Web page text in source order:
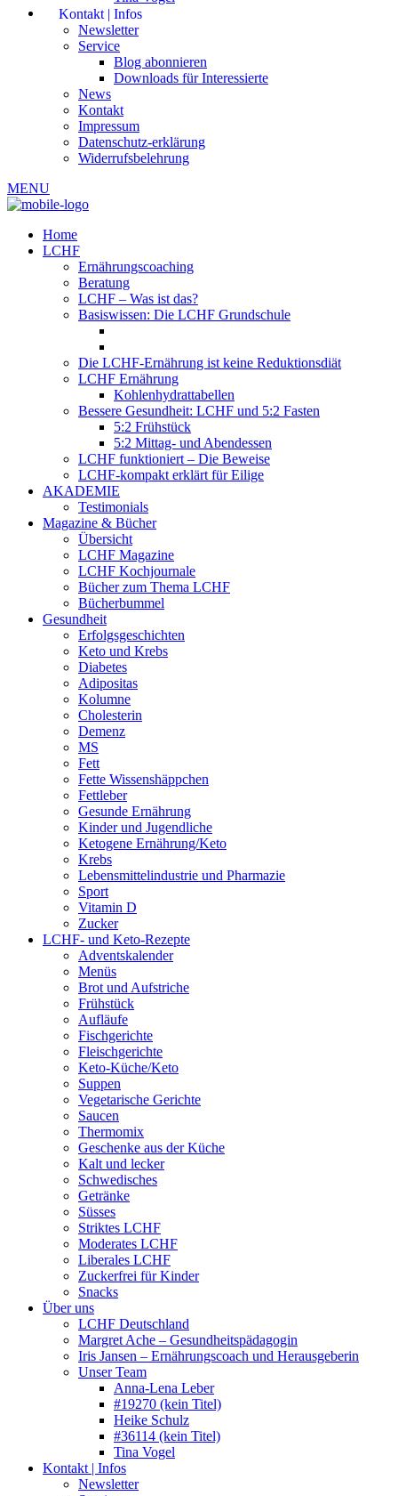
Kontakt | Infos
Newsletter
Service
Blog abonnieren
Downloads für Interessierte
News
Kontakt
Impressum
Datenschutz-erklärung
Widerrufsbelehrung
MENU
Home
LCHF
Ernährungscoaching
Beratung
LCHF – Was ist das?
Basiswissen: Die LCHF Grundschule
Die LCHF-Ernährung ist keine Reduktionsdiät
LCHF Ernährung
Kohlenhydrattabellen
Bessere Gesundheit: LCHF und 5:2 Fasten
5:2 Frühstück
5:2 Mittag- und Abendessen
LCHF funktioniert – Die Beweise
LCHF-kompakt erklärt für Eilige
AKADEMIE
Testimonials
Magazine & Bücher
Übersicht
LCHF Magazine
LCHF Kochjournale
Bücher zum Thema LCHF
Bücherbummel
Gesundheit
Erfolgsgeschichten
Keto und Krebs
Diabetes
Adipositas
Kolumne
Cholesterin
Demenz
MS
Fett
Fette Wissenshäppchen
Fettleber
Gesunde Ernährung
Kinder und Jugendliche
Ketogene Ernährung/Keto
Krebs
Lebensmittelindustrie und Pharmazie
Sport
Vitamin D
Zucker
LCHF- und Keto-Rezepte
Adventskalender
Menüs
Brot und Aufstriche
Frühstück
Aufläufe
Fischgerichte
Fleischgerichte
Keto-Küche/Keto
Suppen
Vegetarische Gerichte
Saucen
Thermomix
Geschenke aus der Küche
Kalt und lecker
Schwedisches
Getränke
Süsses
Striktes LCHF
Moderates LCHF
Liberales LCHF
Zuckerfrei für Kinder
Snacks
Über uns
LCHF Deutschland
Margret Ache – Gesundheitspädagogin
Iris Jansen – Ernährungscoach und Herausgeberin
Unser Team
Anna-Lena Leber
#19270 (kein Titel)
Heike Schulz
#36114 (kein Titel)
Tina Vogel
Kontakt | Infos
Newsletter